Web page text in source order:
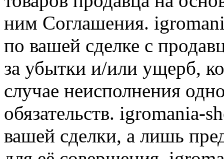
ним Соглашения.
по вашей сделке с
за убытки и/или ущерб,
случае неисполнения
обязательств. igromania-
вашей сделки, а лишь